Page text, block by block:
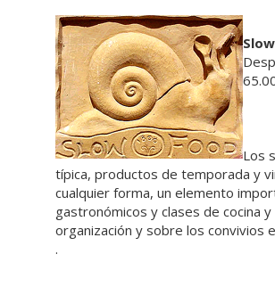
Los
típica, productos de temporada y
cualquier forma, un elemento
gastronómicos y clases de cocina
organización y sobre los
.